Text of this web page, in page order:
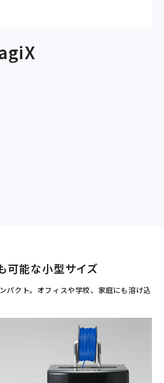
可能な小型サイズ
パクト。オフィスや学校、家庭にも溶け込